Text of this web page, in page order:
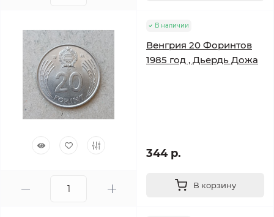
В наличии
Венгрия 20 Форинтов
1985 год , Дьердь Дожа
344 р.
В корзину